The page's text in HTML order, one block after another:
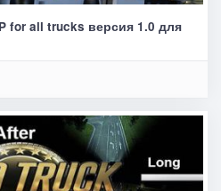
for all trucks версия 1.0 для